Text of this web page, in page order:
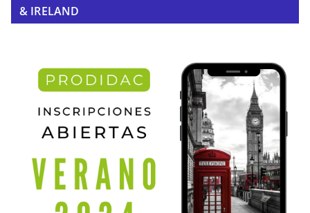
& IRELAND